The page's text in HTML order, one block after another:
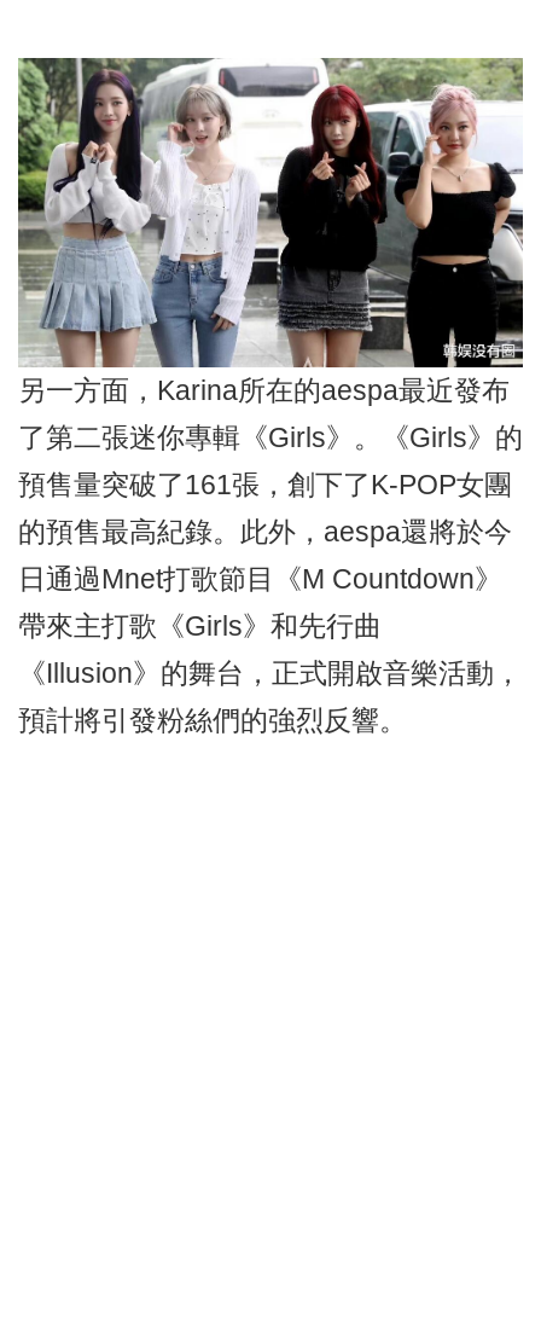
另一方面，Karina所在的aespa最近發布
了第二張迷你專輯《Girls》。《Girls》的
預售量突破了161張，創下了K-POP女團
的預售最高紀錄。此外，aespa還將於今
日通過Mnet打歌節目《M Countdown》
帶來主打歌《Girls》和先行曲
《Illusion》的舞台，正式開啟音樂活動，
預計將引發粉絲們的強烈反響。